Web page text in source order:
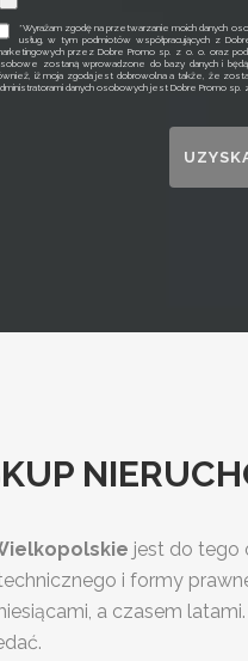
*Wyrażam zgodę na przetwarzanie moich danych
usług, w tym podmiotów współpracujących z
przez Dobre Promo sp. z o. o. oraz
zostaną wprowadzone do bazy danych i
iż moja zgoda jest dobrowolna a także, że
danych osobowych jest Dobre Promo sp.
jest do tego
i formy
a czasem